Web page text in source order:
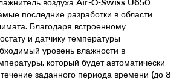
последние разработки в области
Благодаря встроенному
и датчику температуры
уровень влажности в
который будет автоматически
заданного периода времени (до 8